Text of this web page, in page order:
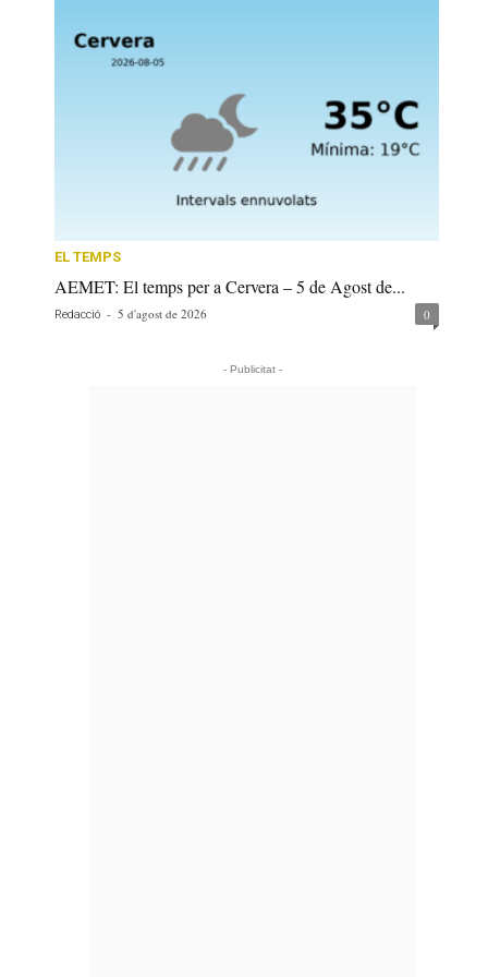
EL TEMPS
AEMET: El temps per a Cervera – 5 de Agost de...
Redacció - 5 d'agost de 2026 0
- Publicitat -